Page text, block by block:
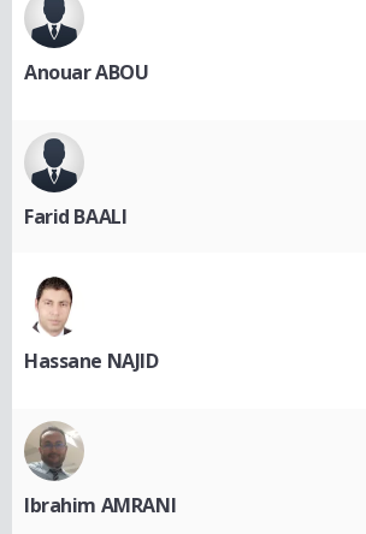
Anouar ABOU
Farid BAALI
Hassane NAJID
Ibrahim AMRANI